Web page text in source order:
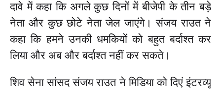
दावे में कहा कि अगले कुछ दिनों में बीजेपी के तीन बड़े
नेता और कुछ छोटे नेता जेल जाएंगे। संजय राउत ने
कहा कि हमने उनकी धमकियों को बहुत बर्दाश्त कर
लिया और अब और बर्दाश्त नहीं कर सकते।
शिव सेना सांसद संजय राउत ने मिडिया को दिएं इंटरव्यू